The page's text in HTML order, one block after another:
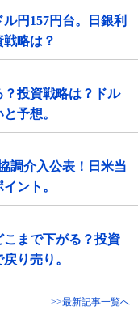
円157円台。日銀利
戦略は？
投資戦略は？ドル
予想。
調介入公表！日米当
ント。
こまで下がる？投資
り売り。
>>最新記事一覧へ